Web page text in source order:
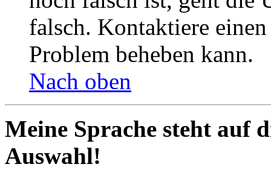
falsch. Kontaktiere
Problem beheben kann.
Nach oben
Meine Sprache steht auf
Auswahl!